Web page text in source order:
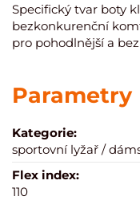
Specifický tvar boty
bezkonkurenční
pro pohodlnější a
Parametry
Kategorie:
sportovní lyžař /
Flex index:
110